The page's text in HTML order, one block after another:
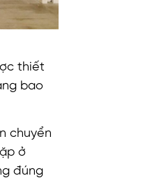
thiết
bao
chuyển
ở
đúng